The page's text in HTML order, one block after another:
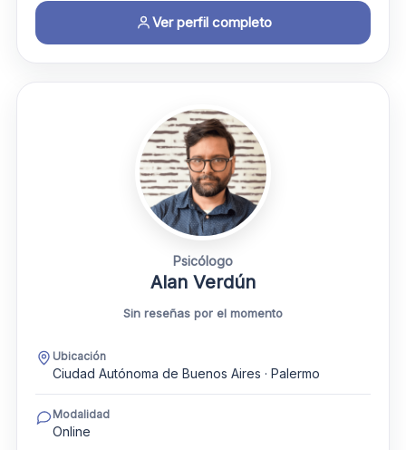
Ver perfil completo
Psicólogo
Alan Verdún
Sin reseñas por el momento
Ubicación
Ciudad Autónoma de Buenos Aires · Palermo
Modalidad
Online